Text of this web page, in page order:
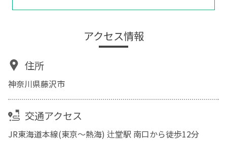
アクセス情報
住所
神奈川県藤沢市
交通アクセス
JR東海道本線(東京～熱海) 辻堂駅 南口から徒歩12分